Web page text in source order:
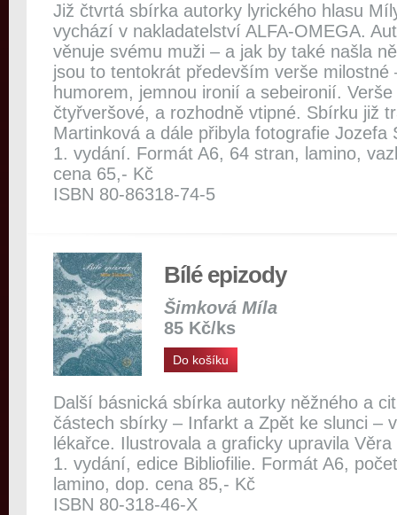
Již čtvrtá sbírka autorky lyrického hlasu
vychází v nakladatelství ALFA-OMEGA.
věnuje svému muži – a jak by také našla
jsou to tentokrát především verše milostné
humorem, jemnou ironií a sebeironií.
čtyřveršové, a rozhodně vtipné. Sbírku již
Martinková a dále přibyla fotografie Jozefa
1. vydání. Formát A6, 64 stran, lamino,
cena 65,- Kč
ISBN 80-86318-74-5
Bílé epizody
Šimková Míla
85 Kč/ks
Do košíku
Další básnická sbírka autorky něžného a
částech sbírky – Infarkt a Zpět ke slunci –
lékařce. Ilustrovala a graficky upravila
1. vydání, edice Bibliofilie. Formát A6,
lamino, dop. cena 85,- Kč
ISBN 80-318-46-X